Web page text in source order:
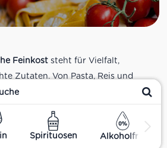
Spirituosen Alkoholfrei
Feinkoststeht für Vielfalt,
Zutaten. Von Pasta, Reis und
Olivenöl, Antipasti und
und Spezialitäten aus
Italiens. Alle Produkte
realen Supermarkt-Sortiments